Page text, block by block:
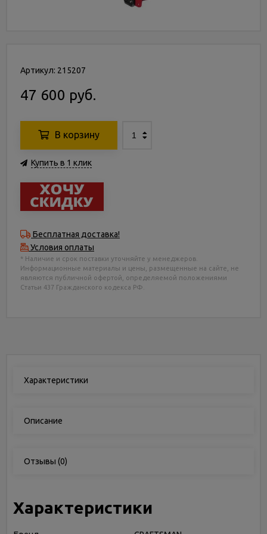
Артикул: 215207
47 600 руб.
В корзину
Купить в 1 клик
Бесплатная доставка!
Условия оплаты
* Наличие и срок поставки уточняйте у менеджеров.
Информационные материалы и цены, размещенные на сайте, не
являются публичной офертой, определяемой положениями
Статьи 437 Гражданского кодекса РФ.
Характеристики
Описание
Отзывы (0)
Характеристики